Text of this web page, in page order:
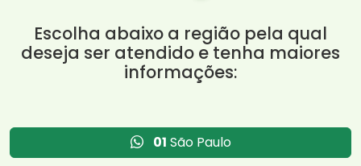
Escolha abaixo a região pela qual
deseja ser atendido e tenha maiores
informações:
01 São Paulo